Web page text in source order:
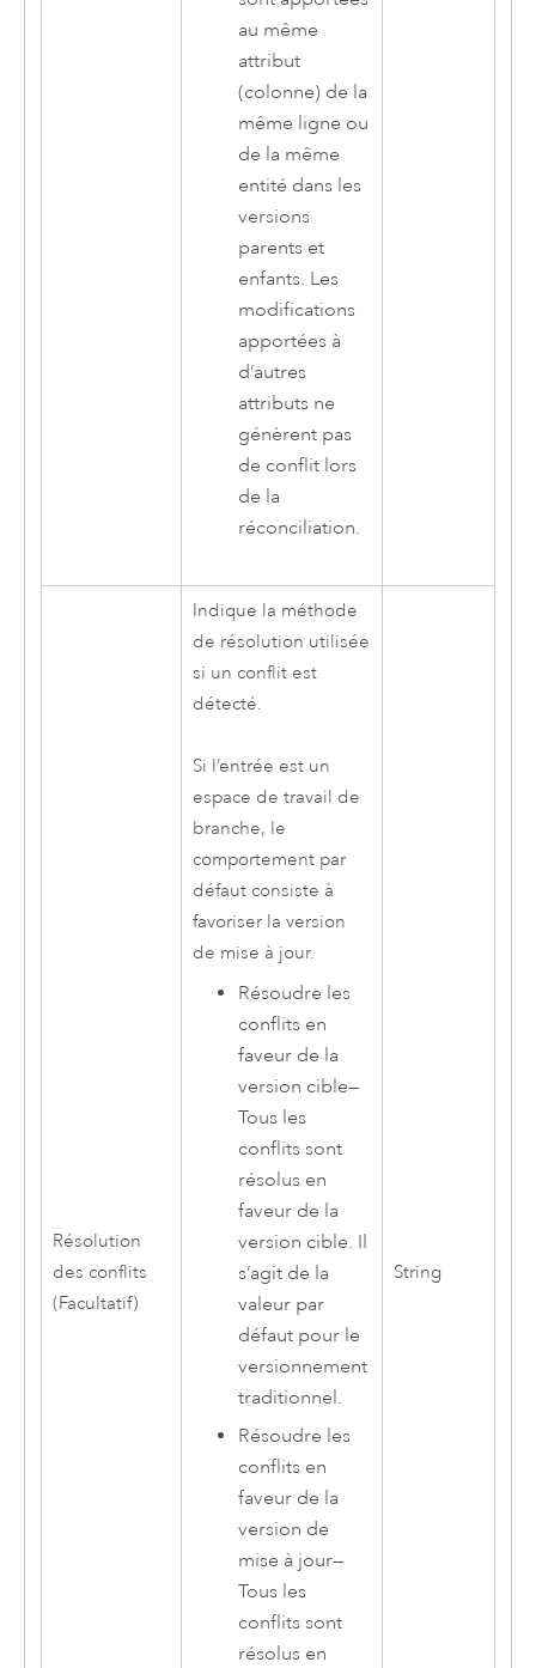
au même
attribut
(colonne) de la
même ligne ou
de la même
entité dans les
versions
parents et
enfants. Les
modifications
apportées à
d’autres
attributs ne
génèrent pas
de conflit lors
de la
réconciliation.
Résolution
des conflits
(Facultatif)
Indique la méthode
de résolution utilisée
si un conflit est
détecté.
Si l’entrée est un
espace de travail de
branche, le
comportement par
défaut consiste à
favoriser la version
de mise à jour.
Résoudre les
conflits en
faveur de la
version cible—
Tous les
conflits sont
résolus en
faveur de la
version cible. Il
s’agit de la
valeur par
défaut pour le
versionnement
traditionnel.
Résoudre les
conflits en
faveur de la
version de
mise à jour—
Tous les
conflits sont
résolus en
String